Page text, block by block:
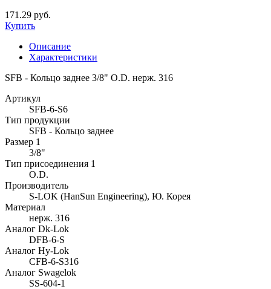
171.29 руб.
Купить
Описание
Характеристики
SFB - Кольцо заднее 3/8" O.D. нерж. 316
Артикул
SFB-6-S6
Тип продукции
SFB - Кольцо заднее
Размер 1
3/8"
Тип присоединения 1
O.D.
Производитель
S-LOK (HanSun Engineering), Ю. Корея
Материал
нерж. 316
Аналог Dk-Lok
DFB-6-S
Аналог Hy-Lok
CFB-6-S316
Аналог Swagelok
SS-604-1